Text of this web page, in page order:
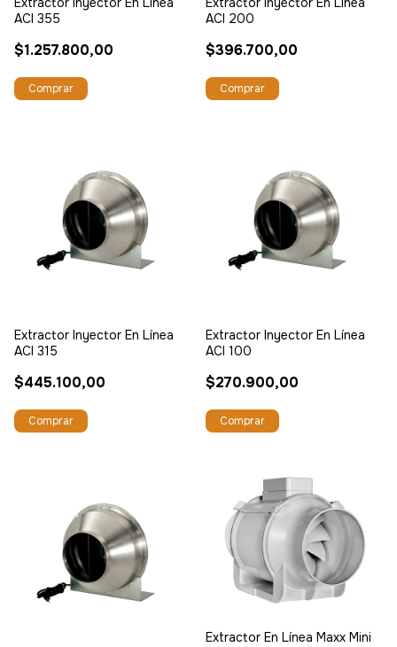
ACI 355
$1.257.800,00
ACI 200
$396.700,00
Extractor Inyector En Línea
ACI 315
$445.100,00
Extractor Inyector En Línea
ACI 100
$270.900,00
Extractor En Línea Maxx Mini